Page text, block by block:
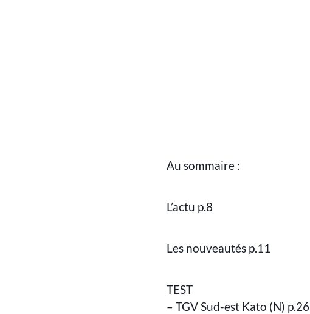
Au sommaire :
L’actu p.8
Les nouveautés p.11
TEST
– TGV Sud-est Kato (N) p.26